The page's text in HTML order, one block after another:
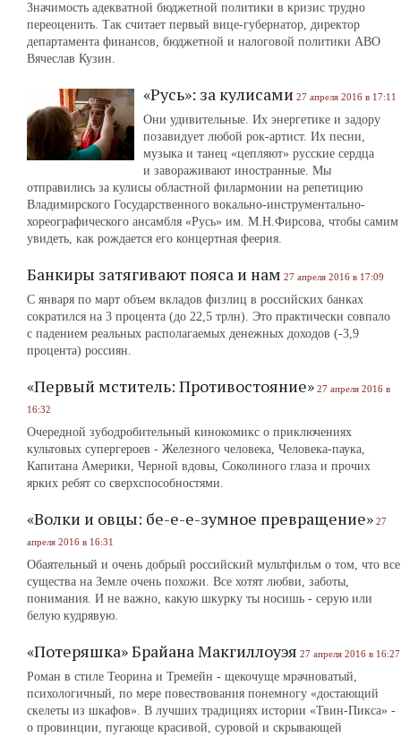
Значимость адекватной бюджетной политики в кризис трудно
переоценить. Так считает первый вице-губернатор, директор
департамента финансов, бюджетной и налоговой политики АВО
Вячеслав Кузин.
«Русь»: за кулисами 27 апреля 2016 в 17:11
Они удивительные. Их энергетике и задору
позавидует любой рок-артист. Их песни,
музыка и танец «цепляют» русские сердца
и завораживают иностранные. Мы
отправились за кулисы областной филармонии на репетицию
Владимирского Государственного вокально-инструментально-
хореографического ансамбля «Русь» им. М.Н.Фирсова, чтобы самим
увидеть, как рождается его концертная феерия.
Банкиры затягивают пояса и нам 27 апреля 2016 в 17:09
С января по март объем вкладов физлиц в российских банках
сократился на 3 процента (до 22,5 трлн). Это практически совпало
с падением реальных располагаемых денежных доходов (-3,9
процента) россиян.
«Первый мститель: Противостояние» 27 апреля 2016 в
16:32
Очередной зубодробительный кинокомикс о приключениях
культовых супергероев ‑ Железного человека, Человека-паука,
Капитана Америки, Черной вдовы, Соколиного глаза и прочих
ярких ребят со сверхспособностями.
«Волки и овцы: бе-е-е-зумное превращение» 27
апреля 2016 в 16:31
Обаятельный и очень добрый российский мультфильм о том, что все
существа на Земле очень похожи. Все хотят любви, заботы,
понимания. И не важно, какую шкурку ты носишь - серую или
белую кудрявую.
«Потеряшка» Брайана Макгиллоуэя 27 апреля 2016 в 16:27
Роман в стиле Теорина и Тремейн ‑ щекочуще мрачноватый,
психологичный, по мере повествования понемногу «достающий
скелеты из шкафов». В лучших традициях истории «Твин-Пикса» -
о провинции, пугающе красивой, суровой и скрывающей